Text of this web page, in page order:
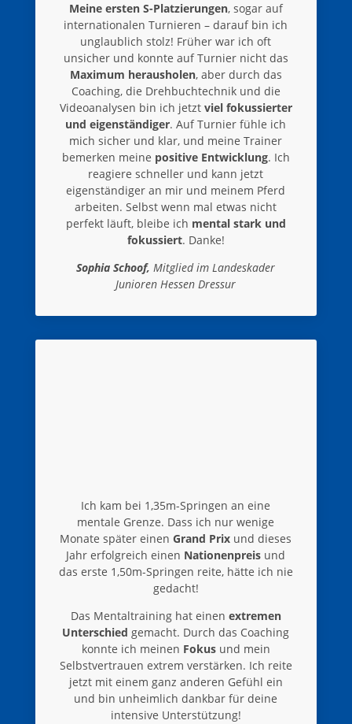
Meine ersten S-Platzierungen, sogar auf
internationalen Turnieren – darauf bin ich
unglaublich stolz! Früher war ich oft
unsicher und konnte auf Turnier nicht das
Maximum herausholen, aber durch das
Coaching, die Drehbuchtechnik und die
Videoanalysen bin ich jetzt viel fokussierter
und eigenständiger. Auf Turnier fühle ich
mich sicher und klar, und meine Trainer
bemerken meine positive Entwicklung. Ich
reagiere schneller und kann jetzt
eigenständiger an mir und meinem Pferd
arbeiten. Selbst wenn mal etwas nicht
perfekt läuft, bleibe ich mental stark und
fokussiert. Danke!
Sophia Schoof,Mitglied im Landeskader
Junioren Hessen Dressur
Ich kam bei 1,35m-Springen an eine
mentale Grenze. Dass ich nur wenige
Monate später einenGrand Prix und dieses
Jahr erfolgreich einen Nationenpreis und
das erste 1,50m-Springen reite, hätte ich nie
gedacht!
Das Mentaltraining hat einen extremen
Unterschied gemacht. Durch das Coaching
konnte ich meinen Fokusund mein
Selbstvertrauen extrem verstärken. Ich reite
jetzt mit einem ganz anderen Gefühl ein
und bin unheimlich dankbar für deine
intensive Unterstützung!